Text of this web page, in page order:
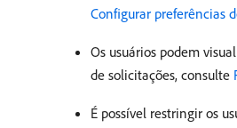
Configurar preferências
Os usuários podem
de solicitações, consulte
É possível restringir os